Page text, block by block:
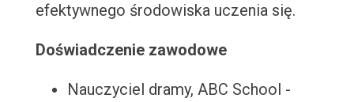
efektywnego środowiska uczenia się.
Doświadczenie zawodowe
Nauczyciel dramy, ABC School -